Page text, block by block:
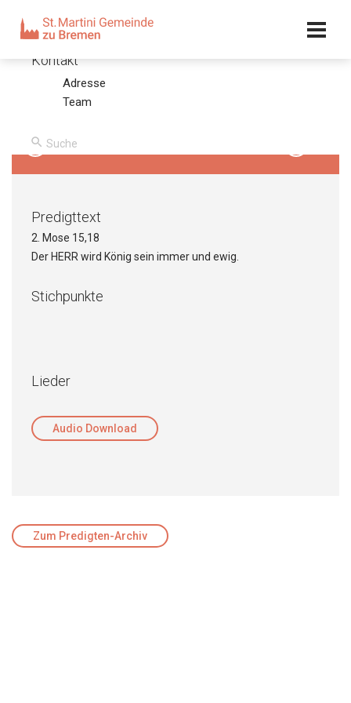
Kalender
Kontakt
Adresse
Team
3. Sonntag nach Trinitatis
Predigttext
2. Mose 15,18
Der HERR wird König sein immer und ewig.
Stichpunkte
Lieder
Audio Download
Zum Predigten-Archiv